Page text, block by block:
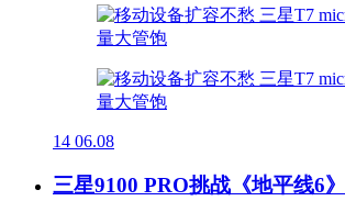
14 06.08
三星9100 PRO挑战《地平线6